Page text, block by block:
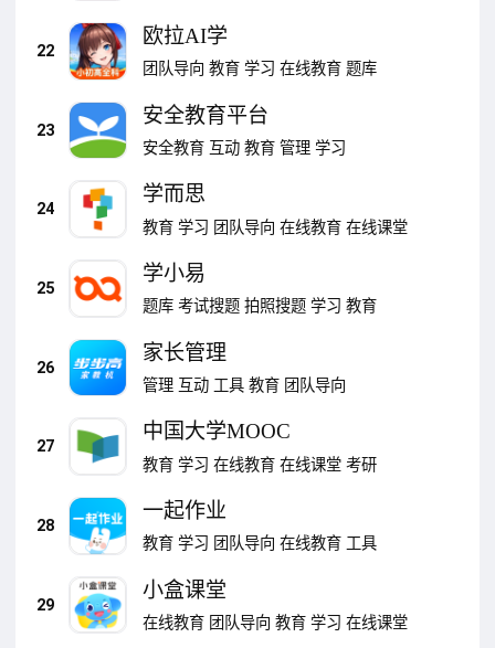
22
欧拉AI学
团队导向 教育 学习 在线教育 题库
23
安全教育平台
安全教育 互动 教育 管理 学习
24
学而思
教育 学习 团队导向 在线教育 在线课堂
25
学小易
题库 考试搜题 拍照搜题 学习 教育
26
家长管理
管理 互动 工具 教育 团队导向
27
中国大学MOOC
教育 学习 在线教育 在线课堂 考研
28
一起作业
教育 学习 团队导向 在线教育 工具
29
小盒课堂
在线教育 团队导向 教育 学习 在线课堂